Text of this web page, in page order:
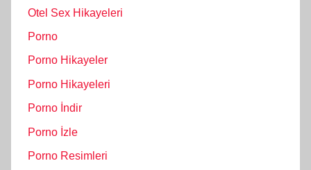
Otel Sex Hikayeleri
Porno
Porno Hikayeler
Porno Hikayeleri
Porno İndir
Porno İzle
Porno Resimleri